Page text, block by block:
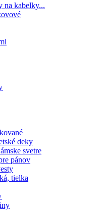
na kabelky...
deky
svetre
pánov
tielka